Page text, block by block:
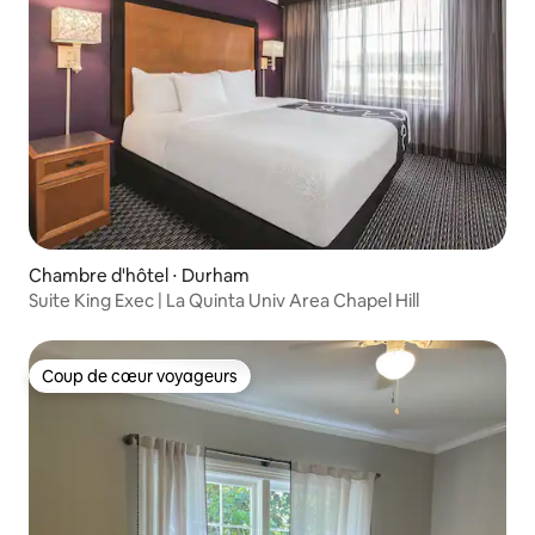
Chambre d'hôtel ⋅ Durham
Suite King Exec | La Quinta Univ Area Chapel Hill
Coup de cœur voyageurs
Coup de cœur voyageurs